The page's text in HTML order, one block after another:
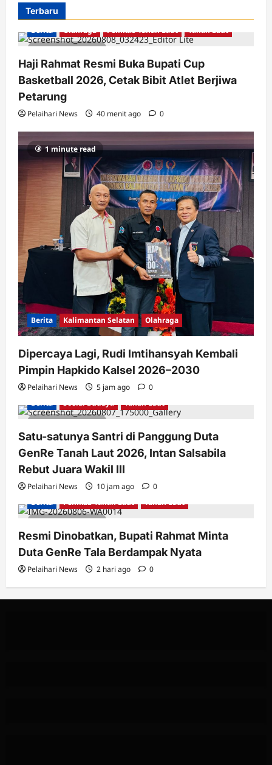
Terbaru
2 minutes read
Berita Olahraga Pemkab Tanah Laut Tanah Laut
Haji Rahmat Resmi Buka Bupati Cup
Basketball 2026, Cetak Bibit Atlet Berjiwa
Petarung
Pelaihari News 40 menit ago 0
1 minute read
Berita Kalimantan Selatan Olahraga
Dipercaya Lagi, Rudi Imtihansyah Kembali
Pimpin Hapkido Kalsel 2026–2030
Pelaihari News 5 jam ago 0
2 minutes read
Berita Sosial Budaya Tanah Laut
Satu-satunya Santri di Panggung Duta
GenRe Tanah Laut 2026, Intan Salsabila
Rebut Juara Wakil III
Pelaihari News 10 jam ago 0
3 minutes read
Berita Pemkab Tanah Laut Tanah Laut
Resmi Dinobatkan, Bupati Rahmat Minta
Duta GenRe Tala Berdampak Nyata
Pelaihari News 2 hari ago 0